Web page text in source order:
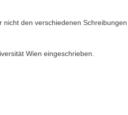
den verschiedenen
Wien eingeschrieben.